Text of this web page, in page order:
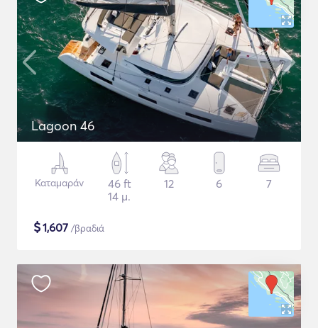
Lagoon 46
Καταμαράν
46 ft
14 μ.
12 6 7
$1,607 /βραδιά